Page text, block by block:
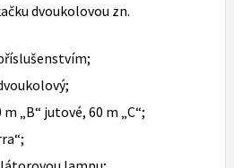
dvoukolovou zn.
„B“ jutové, 60 m „C“;